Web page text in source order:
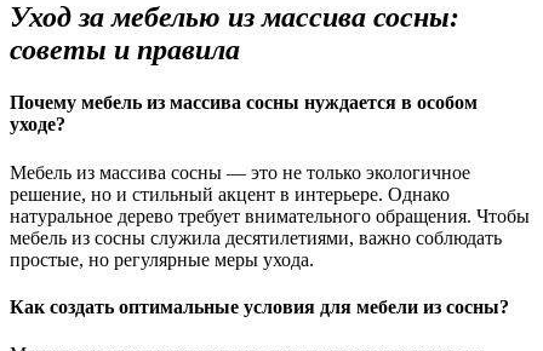
Уход за мебелью из массива сосны:
советы и правила
Почему мебель из массива сосны нуждается в особом
уходе?
Мебель из массива сосны — это не только экологичное
решение, но и стильный акцент в интерьере. Однако
натуральное дерево требует внимательного обращения. Чтобы
мебель из сосны служила десятилетиями, важно соблюдать
простые, но регулярные меры ухода.
Как создать оптимальные условия для мебели из сосны?